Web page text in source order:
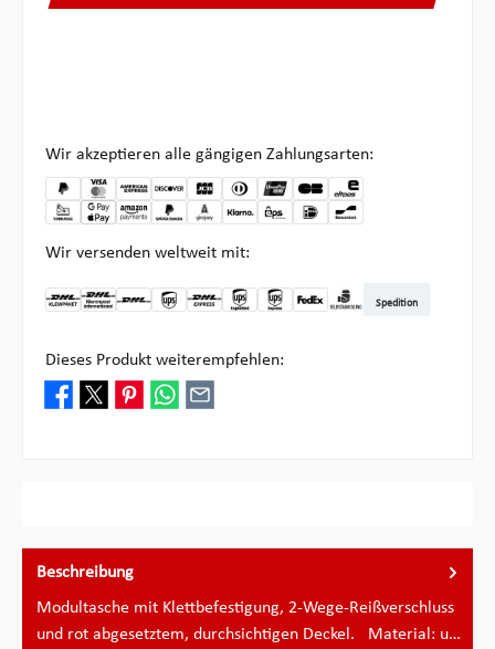
Wir akzeptieren alle gängigen Zahlungsarten:
Wir versenden weltweit mit:
Spedition
Dieses Produkt weiterempfehlen:
Beschreibung
Modultasche mit Klettbefestigung, 2-Wege-Reißverschluss
und rot abgesetztem, durchsichtigen Deckel. Material: u…